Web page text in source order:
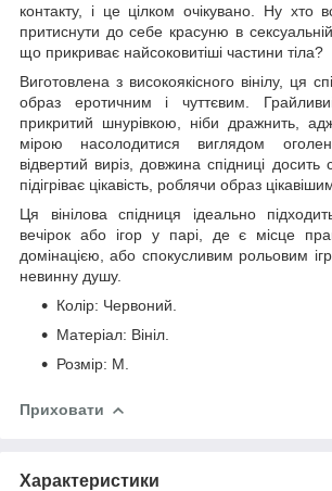
контакту, і це цілком очікувано. Ну хто
притиснути до себе красуню в сексуальній
що прикриває найсоковитіші частини тіла?
Виготовлена з високоякісного вінілу, ця
образ еротичним і чуттєвим.
прикритий шнурівкою, ніби дражнить,
мірою насолодитися виглядом
відвертий виріз, довжина спідниці
підігріває цікавість, роблячи образ
Ця вінілова спідниця ідеально
вечірок або ігор у парі, де є місце
домінацією, або спокусливим рольовим
невинну душу.
Колір: Червоний.
Матеріал: Вініл.
Розмір: M.
Приховати
Характеристики